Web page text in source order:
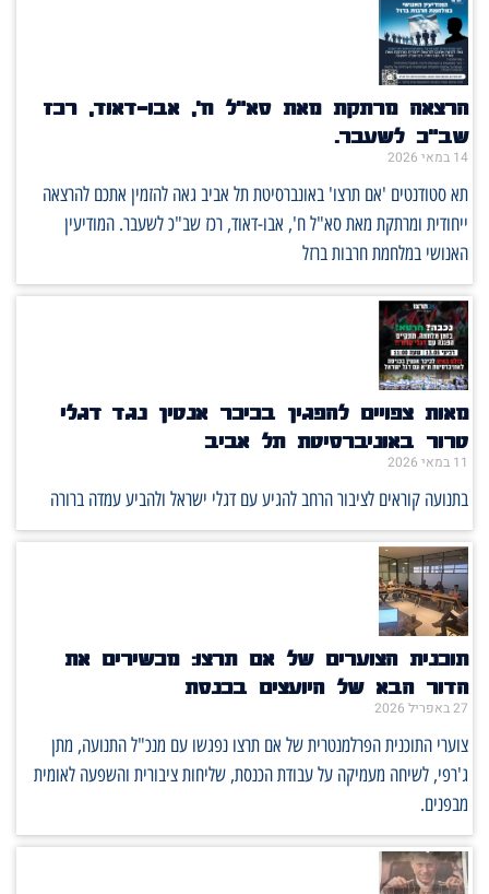
הרצאה מרתקת מאת סא"ל ח', אבו-דאוד, רכז
שב"כ לשעבר.
14 במאי 2026
תא סטודנטים 'אם תרצו' באונברסיטת תל אביב גאה להזמין אתכם להרצאה
ייחודית ומרתקת מאת סא"ל ח', אבו-דאוד, רכז שב"כ לשעבר. המודיעין
האנושי במלחמת חרבות ברזל
מאות צפויים להפגין בכיכר אנטין נגד דגלי
טרור באוניברסיטת תל אביב
11 במאי 2026
בתנועה קוראים לציבור הרחב להגיע עם דגלי ישראל ולהביע עמדה ברורה
תוכנית הצוערים של אם תרצו: מכשירים את
הדור הבא של היועצים בכנסת
27 באפריל 2026
צוערי התוכנית הפרלמנטרית של אם תרצו נפגשו עם מנכ"ל התנועה, מתן
ג'רפי, לשיחה מעמיקה על עבודת הכנסת, שליחות ציבורית והשפעה לאומית
מבפנים.